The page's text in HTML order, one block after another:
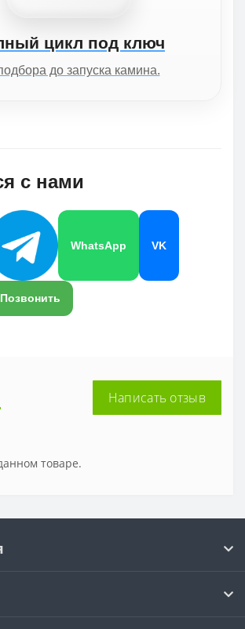
цикл под ключ
до запуска камина.
с нами
WhatsApp VK
Позвонить
Написать отзыв
товаре.